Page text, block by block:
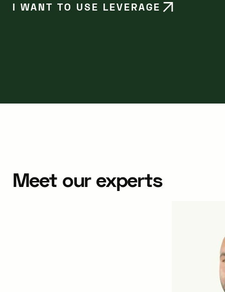
I WANT TO USE LEVERAGE
Meet our experts